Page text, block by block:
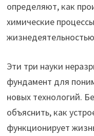
определяют, как
химические
Эти три науки
фундамент для
новых технологий.
объяснить, как
функционирует